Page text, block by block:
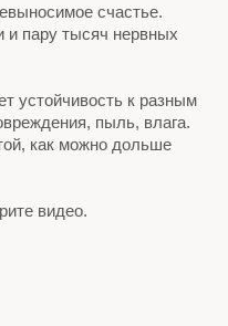
счастье.
и пару тысяч нервных
устойчивость к разным
пыль, влага.
как можно дольше
видео.